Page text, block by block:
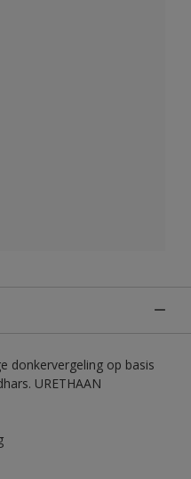
donkervergeling op basis
URETHAAN